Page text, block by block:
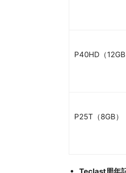
P40HD（12GB
P25T（8GB）